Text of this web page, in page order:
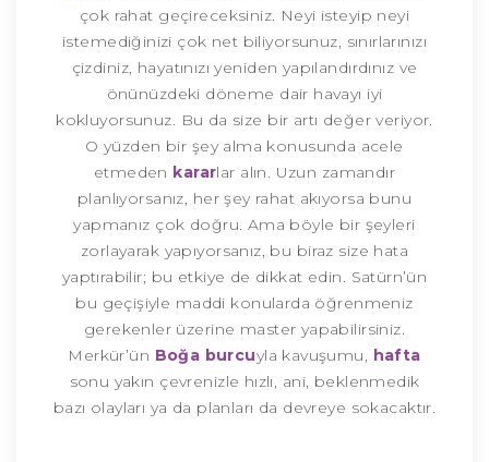
çok rahat geçireceksiniz. Neyi isteyip neyi
istemediğinizi çok net biliyorsunuz, sınırlarınızı
çizdiniz, hayatınızı yeniden yapılandırdınız ve
önünüzdeki döneme dair havayı iyi
kokluyorsunuz. Bu da size bir artı değer veriyor.
O yüzden bir şey alma konusunda acele
etmeden kararlar alın. Uzun zamandır
planlıyorsanız, her şey rahat akıyorsa bunu
yapmanız çok doğru. Ama böyle bir şeyleri
zorlayarak yapıyorsanız, bu biraz size hata
yaptırabilir; bu etkiye de dikkat edin. Satürn’ün
bu geçişiyle maddi konularda öğrenmeniz
gerekenler üzerine master yapabilirsiniz.
Merkür’ün Boğa burcuyla kavuşumu, hafta
sonu yakın çevrenizle hızlı, ani, beklenmedik
bazı olayları ya da planları da devreye sokacaktır.